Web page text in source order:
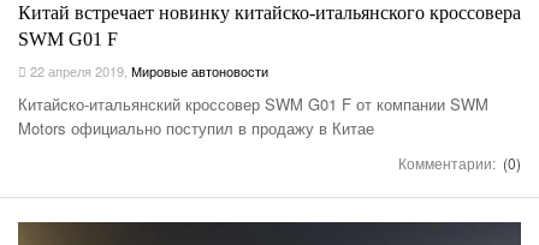
Китай встречает новинку китайско-итальянского кроссовера
SWM G01 F
22 апреля 2019, Мировые автоновости
Китайско-итальянский кроссовер SWM G01 F от компании SWM
Motors официально поступил в продажу в Китае
Комментарии: (0)